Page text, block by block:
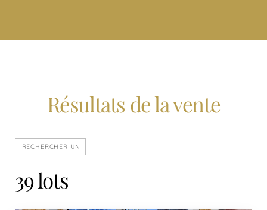
Résultats de la vente
39 lots